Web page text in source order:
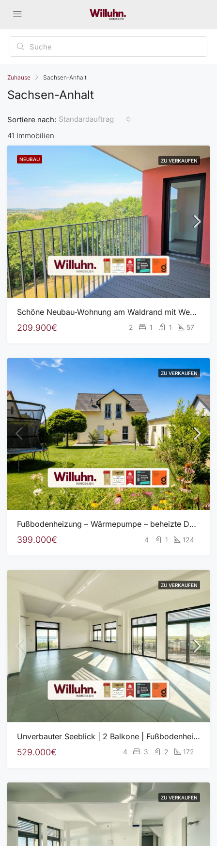
Zuhause Sachsen-Anhalt
Sachsen-Anhalt
41 Immobilien
Sortiere nach: Standardauftrag
NEUBAU ZU VERKAUFEN
Schöne Neubau-Wohnung am Waldrand mit Westbalkon l Wärmepumpe l Fußbodenheizung
209.900€ 2 1 1 57
ZU VERKAUFEN
Fußbodenheizung – Wärmepumpe – beheizte Doppelgarage – bodentiefe Fenster – hochwertige Einbauküche
399.000€ 4 1 124
ZU VERKAUFEN
Unverbauter Seeblick | 2 Balkone | Fußbodenheizung | Aufzug | Garage
529.000€ 4 3 2 172
ZU VERKAUFEN